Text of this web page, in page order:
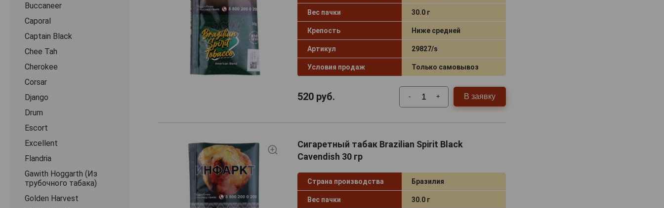
Buccaneer
Caporal
Captain Black
Chee Tah
Cherokee
Corsar
Django
Drum
Escort
Excellent
Flandria
Gawith Hoggarth (Из
трубочного табака)
Golden Harvest
Вес пачки 30.0 г
Крепость Ниже средней
Артикул 29827/s
Условия продаж Только самовывоз
520руб. - + В заявку
Сигаретный табак Brazilian Spirit Black
Cavendish 30 гр
Страна производства Бразилия
Вес пачки 30.0 г